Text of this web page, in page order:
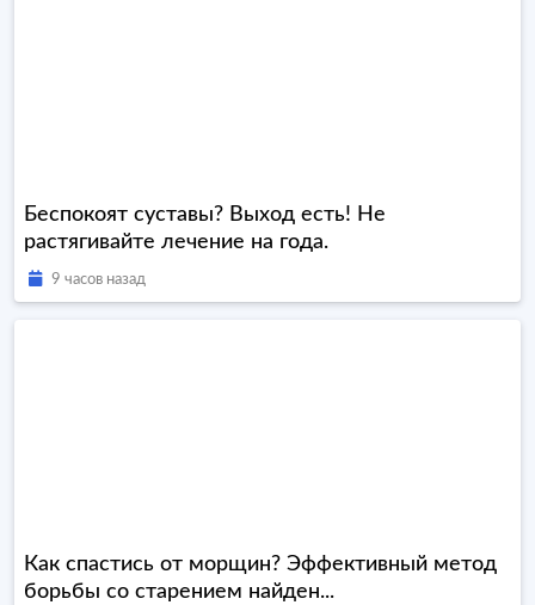
Беспокоят суставы? Выход есть! Не
растягивайте лечение на года.
9 часов назад
Как спастись от морщин? Эффективный метод
борьбы со старением найден...